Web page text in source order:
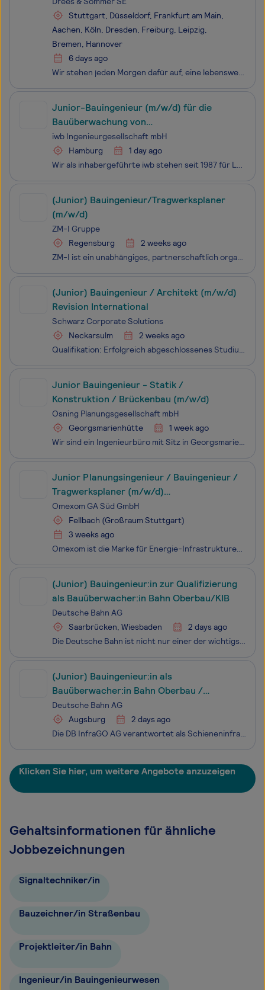
Stuttgart, Düsseldorf, Frankfurt am Main,
Aachen, Köln, Dresden, Freiburg, Leipzig,
Bremen, Hannover
6 days ago
Wir stehen jeden Morgen dafür auf, eine lebenswerte Zukunft für nachfolgende Generationen zu schaffen. Je nach Projekt sind wir Berater, Umsetzer – oder beides – nachhaltiger, innovativer und wirtschaftlicher Lösungen für Immobilien, Industrie, Energie und Infrastruktur. In interdisziplinären Teams
Junior-Bauingenieur (m/w/d) für die
Bauüberwachung von
Infrastrukturmaßnahmen
iwb Ingenieurgesellschaft mbH
Hamburg
1 day ago
Wir als inhabergeführte iwb stehen seit 1987 für Leistungen von herausragender Qualität. Von bundesweit 10 Standorten aus decken wir mit unseren über 330 Mitarbeitenden nahezu sämtliche Bereiche der Architektur- und Ingenieurplanung ab. Zur Verstärkung unseres Teams in Hamburg suchen wir zum nächst
(Junior) Bauingenieur/Tragwerksplaner
(m/w/d)
ZM-I Gruppe
Regensburg
2 weeks ago
ZM-I ist ein unabhängiges, partnerschaftlich organisiertes Bauingenieurbüro für anspruchsvolle Projekte. Aus dem Standort München heraus ist die Gruppe kontinuierlich gewachsen und heute deutschlandweit tätig. Wir bieten Beratung, Planung, Prüfung und Begutachtung im Bereich des Bauingenieurwesens.
(Junior) Bauingenieur / Architekt (m/w/d)
Revision International
Schwarz Corporate Solutions
Neckarsulm
2 weeks ago
Qualifikation: Erfolgreich abgeschlossenes Studium im Bereich Bauingenieurwesen, Architektur, Baumanagement, Wirtschaftsingenieurwesen Bau oder Versorgungstechnik / TGA.Erfahrung: Erste Berufserfahrung, z. B. in der Bauleitung oder Projektsteuerung, ist von Vorteil. Wir suchen keinen fertigen Reviso
Junior Bauingenieur - Statik /
Konstruktion / Brückenbau (m/w/d)
Osning Planungsgesellschaft mbH
Georgsmarienhütte
1 week ago
Wir sind ein Ingenieurbüro mit Sitz in Georgsmarienhütte. Wir planen für Bauherren im gesamten Bundesgebiet Bauwerke des Brücken- und Ingenieurbaus. Es ist unser Anspruch durch innovative und wirtschaftliche Ressourcen sowie sparende Bauwerkslösungen einen Beitrag zur nachhaltigen Gestaltung unserer
Junior Planungsingenieur / Bauingenieur /
Tragwerksplaner (m/w/d)
Oberleitungsanlagen im ÖPNV
Omexom GA Süd GmbH
Fellbach (Großraum Stuttgart)
3 weeks ago
Omexom ist die Marke für Energie-Infrastrukturen von VINCI Energies. In Deutschland steht Omexom für Lösungen rund um die Energiewende sowie eine nachhaltige Energie- und Mobilitätsversorgung. Das Unternehmen ist flächendeckend für Netzbetreiber, kommunale Energieversorger, Stadtwerke, Industrie sow
(Junior) Bauingenieur:in zur Qualifizierung
als Bauüberwacher:in Bahn Oberbau/KIB
Deutsche Bahn AG
Saarbrücken, Wiesbaden
2 days ago
Die Deutsche Bahn ist nicht nur einer der wichtigsten Mobilitätsdienstleister:innen, sondern auch eines der größten Ingenieurbüros Deutschlands. Um neue Brücken, Tunnel, Bahnhöfe, Gleise und Signalanlagen zu realisieren und nachhaltig instand zu halten, arbeiten aktuell mehr als 10.000 Ingenieure be
(Junior) Bauingenieur:in als
Bauüberwacher:in Bahn Oberbau /
Konstruktiver Ingenieurbau
Deutsche Bahn AG
Augsburg
2 days ago
Die DB InfraGO AG verantwortet als Schieneninfrastrukturunternehmen der Deutschen Bahn mit über 53.000 Mitarbeitenden das rund 33.000 Kilometer lange Streckennetz. Damit stehen wir an der Spitze der europäischen Eisenbahninfrastrukturbetreiber für den Personen- und Güterverkehr. Als innovatives und
Klicken Sie hier, um weitere Angebote anzuzeigen
Gehaltsinformationen für ähnliche
Jobbezeichnungen
Signaltechniker/in
Bauzeichner/in Straßenbau
Projektleiter/in Bahn
Ingenieur/in Bauingenieurwesen